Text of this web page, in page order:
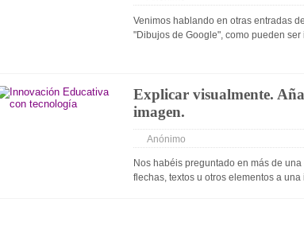
Google Fotos
Gmail / Grupos / Contactos
Venimos hablando en otras entradas
"Dibujos de Google", como pueden ser
Explicar visualmente.
imagen.
Anónimo
Nos habéis preguntado en más de
flechas, textos u otros elementos a una